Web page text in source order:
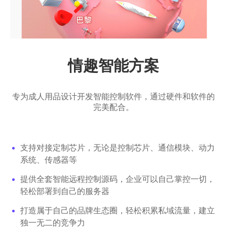
情趣智能方案
专为成人用品设计开发智能控制软件，通过硬件和软件的
完美配合。
支持对接定制芯片，无论是控制芯片、通信模块、动力
系统、传感器等
提供全套智能远程控制源码，企业可以自己掌控一切，
轻松部署到自己的服务器
打造属于自己的品牌生态圈，轻松积累私域流量，建立
独一无二的竞争力